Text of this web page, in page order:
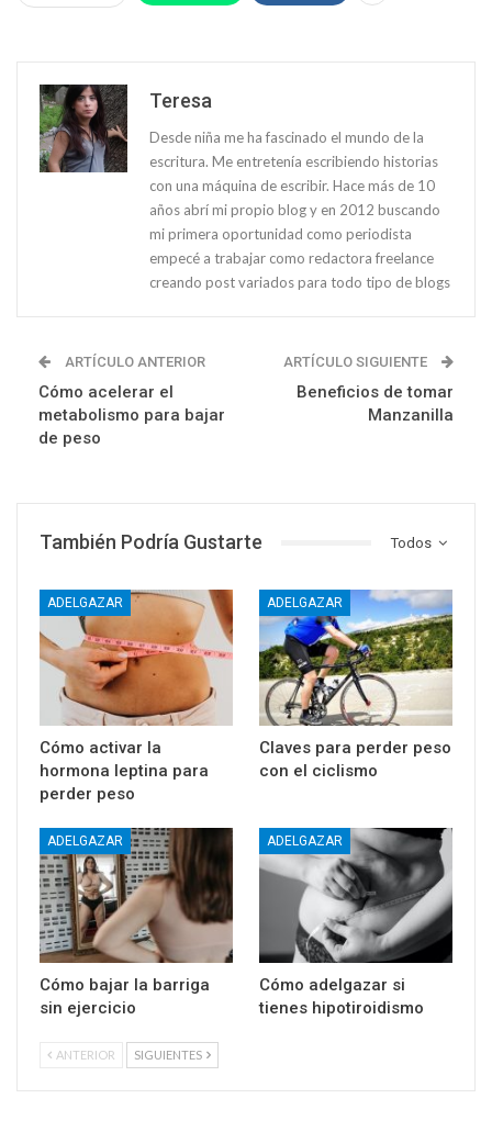
Teresa
Desde niña me ha fascinado el mundo de la
escritura. Me entretenía escribiendo historias
con una máquina de escribir. Hace más de 10
años abrí mi propio blog y en 2012 buscando
mi primera oportunidad como periodista
empecé a trabajar como redactora freelance
creando post variados para todo tipo de blogs
ARTÍCULO ANTERIOR
Cómo acelerar el
metabolismo para bajar
de peso
ARTÍCULO SIGUIENTE
Beneficios de tomar
Manzanilla
Todos
También Podría Gustarte
ADELGAZAR
Cómo activar la
hormona leptina para
perder peso
ADELGAZAR
Claves para perder peso
con el ciclismo
ADELGAZAR
Cómo bajar la barriga
sin ejercicio
ADELGAZAR
Cómo adelgazar si
tienes hipotiroidismo
ANTERIOR SIGUIENTES